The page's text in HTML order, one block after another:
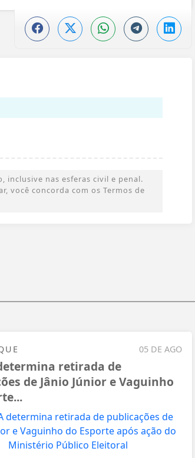
inclusive nas esferas civil e penal.
você concorda com os Termos de
05 DE AGO
retirada de
de Jânio Júnior e Vaguinho